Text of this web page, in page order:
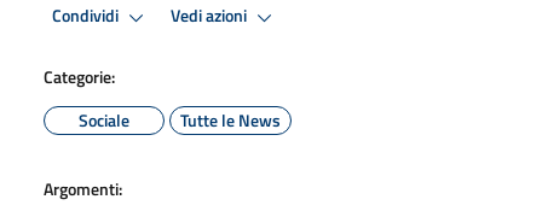
Condividi Vedi azioni
Categorie:
Sociale
Tutte le News
Argomenti: